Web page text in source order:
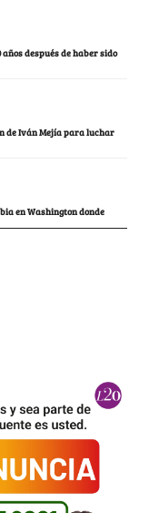
después de haber sido
de Iván Mejía para luchar
en Washington donde